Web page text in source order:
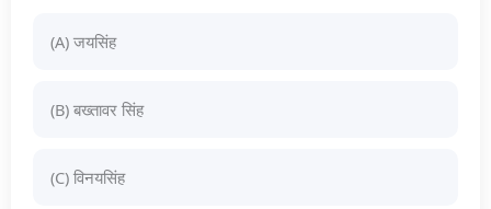
(A) जयसिंह
(B) बख्तावर सिंह
(C) विनयसिंह